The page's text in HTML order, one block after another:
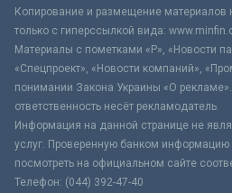
Копирование и размещение материалов
только с гиперссылкой вида:
Материалы с пометками «Р», «Новости
«Спецпроект», «Новости компаний»,
понимании Закона Украины «О
ответственность несёт рекламодатель.
Информация на данной странице не
услуг. Проверенную банком информацию
посмотреть на официальном сайте
Телефон: (044) 392-47-40